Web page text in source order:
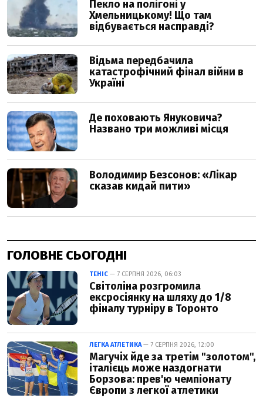
ГОЛОВНЕ СЬОГОДНІ
ТЕНІС — 7 СЕРПНЯ 2026, 06:03
Світоліна розгромила
ексросіянку на шляху до 1/8
фіналу турніру в Торонто
ЛЕГКА АТЛЕТИКА— 7 СЕРПНЯ 2026, 12:00
Магучіх йде за третім "золотом",
італієць може наздогнати
Борзова: прев'ю чемпіонату
Європи з легкої атлетики